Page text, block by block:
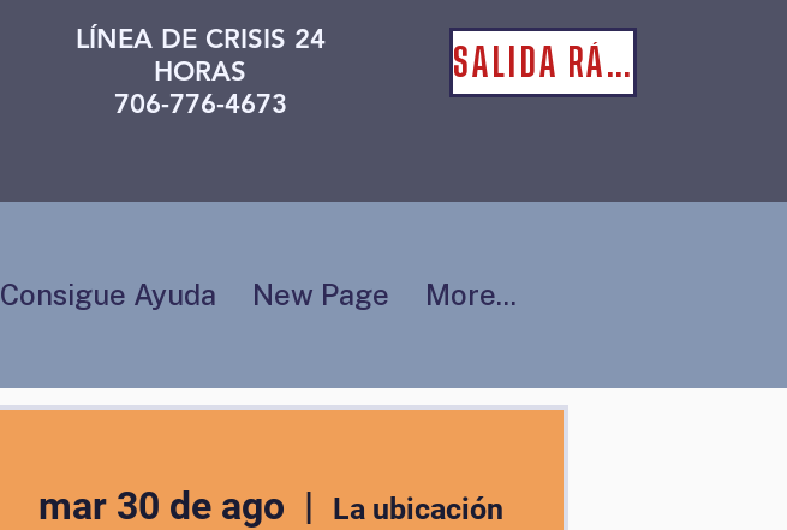
LÍNEA DE CRISIS 24
HORAS
706-776-4673
Consigue Ayuda New Page More...
mar 30 de ago
  |
La ubicación